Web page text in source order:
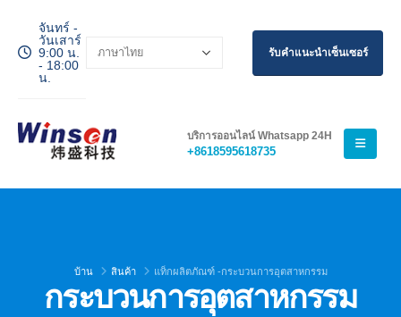
จันทร์ -
วันเสาร์
9:00 น.
- 18:00
น.
รับคำแนะนำเซ็นเซอร์
บริการออนไลน์ Whatsapp 24H
+8618595618735
บ้าน สินค้า แท็กผลิตภัณฑ์ -กระบวนการอุตสาหกรรม
กระบวนการอุตสาหกรรม